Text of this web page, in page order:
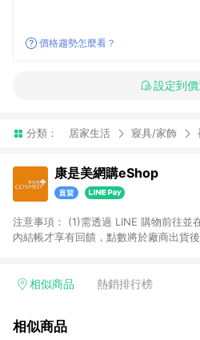
價格趨勢怎麼看？
設定到
分類： 居家生活 寢具/家飾
康是美網購eShop
注意事項：​ (1)需透過 LINE 購物前往並
內結帳才享有回饋，點數將於廠商出貨
黃金鑽飾/精品相關/3C數位(含周邊)/家
饋%」，將於訂單成立後由「LINE購物
相似商品 熱銷排行榜
相似商品